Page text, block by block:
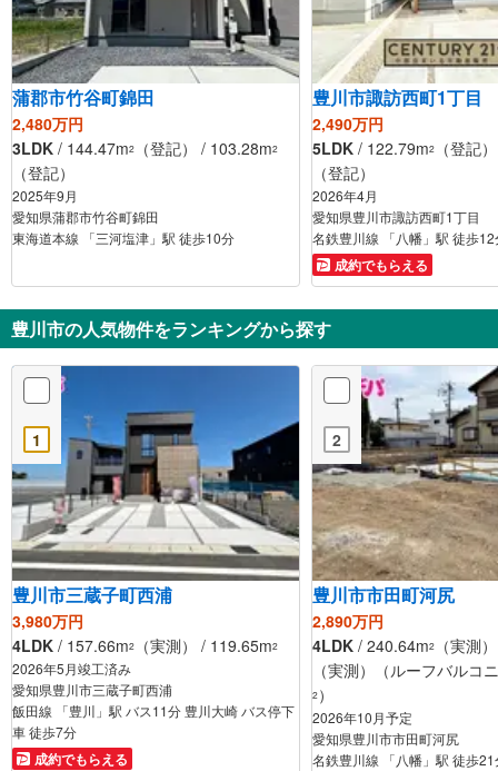
蒲郡市竹谷町錦田
2,480万円
3LDK / 144.47m2 （登記） / 103.28m2
（登記）
2025年9月
愛知県蒲郡市竹谷町錦田
東海道本線 「三河塩津」駅 徒歩10分
豊川市諏訪西町1丁目
2,490万円
5LDK / 122.79m2
（登記
（登記）
2026年4月
愛知県豊川市諏訪西町1丁目
名鉄豊川線 「八幡」駅 徒歩12
成約でもらえる
豊川市の人気物件をランキングから探す
1
豊川市三蔵子町西浦
3,980万円
4LDK / 157.66m2 （実測） / 119.65m2
2026年5月竣工済み
愛知県豊川市三蔵子町西浦
飯田線 「豊川」駅 バス11分 豊川大崎 バス停下
車 徒歩7分
成約でもらえる
2
豊川市市田町河尻
2,890万円
4LDK / 240.64m2
（実測
（実測）（ルーフバルコ
2）
2026年10月予定
愛知県豊川市市田町河尻
名鉄豊川線 「八幡」駅 徒歩21